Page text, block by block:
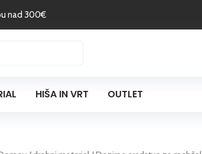
nad 300€
HIŠA IN VRT OUTLET